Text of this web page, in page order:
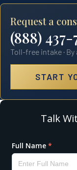
Request a
(888) 437-
Toll-free intake ·
START